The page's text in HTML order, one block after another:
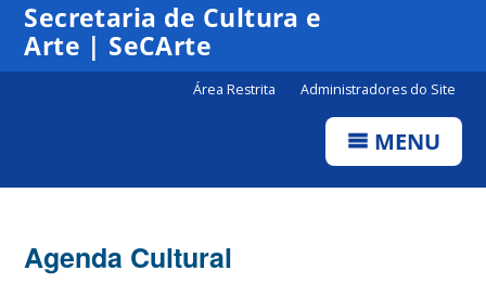
Secretaria de Cultura e
Arte | SeCArte
Área Restrita Administradores do Site
MENU
Agenda Cultural
1:00
5:00